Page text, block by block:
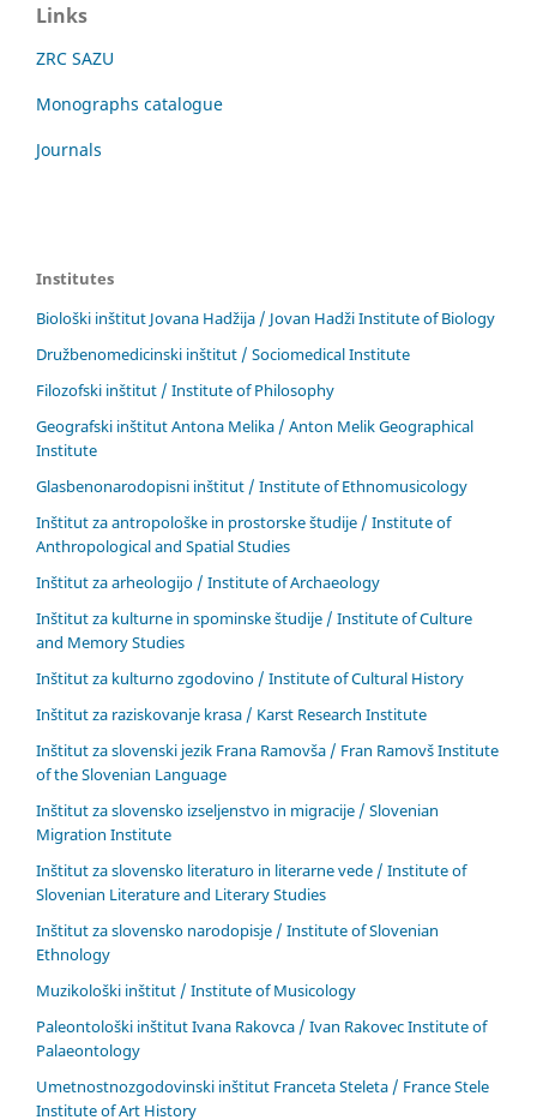
Links
ZRC SAZU
Monographs catalogue
Journals
Institutes
Biološki inštitut Jovana Hadžija / Jovan Hadži Institute of Biology
Družbenomedicinski inštitut / Sociomedical Institute
Filozofski inštitut / Institute of Philosophy
Geografski inštitut Antona Melika / Anton Melik Geographical
Institute
Glasbenonarodopisni inštitut / Institute of Ethnomusicology
Inštitut za antropološke in prostorske študije / Institute of
Anthropological and Spatial Studies
Inštitut za arheologijo / Institute of Archaeology
Inštitut za kulturne in spominske študije / Institute of Culture
and Memory Studies
Inštitut za kulturno zgodovino / Institute of Cultural History
Inštitut za raziskovanje krasa / Karst Research Institute
Inštitut za slovenski jezik Frana Ramovša / Fran Ramovš Institute
of the Slovenian Language
Inštitut za slovensko izseljenstvo in migracije / Slovenian
Migration Institute
Inštitut za slovensko literaturo in literarne vede / Institute of
Slovenian Literature and Literary Studies
Inštitut za slovensko narodopisje / Institute of Slovenian
Ethnology
Muzikološki inštitut / Institute of Musicology
Paleontološki inštitut Ivana Rakovca / Ivan Rakovec Institute of
Palaeontology
Umetnostnozgodovinski inštitut Franceta Steleta / France Stele
Institute of Art History